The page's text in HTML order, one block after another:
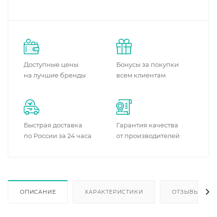
Доступные цены
на лучшие бренды
Бонусы за покупки
всем клиентам
Быстрая доставка
по России за 24 часа
Гарантия качества
от производителей
ОПИСАНИЕ ХАРАКТЕРИСТИКИ ОТЗЫВЫ